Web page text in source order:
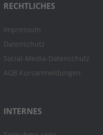
RECHTLICHES
Impressum
Datenschutz
Social-Media-Datenschutz
AGB Kursanmeldungen
INTERNES